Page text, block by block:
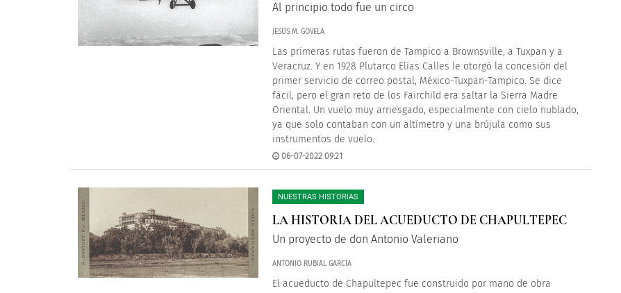
Al principio todo fue un circo
JESÚS M. GOVELA
Las primeras rutas fueron de Tampico a Brownsville, a Tuxpan y a
Veracruz. Y en 1928 Plutarco Elías Calles le otorgó la concesión del
primer servicio de correo postal, México-Tuxpan-Tampico. Se dice
fácil, pero el gran reto de los Fairchild era saltar la Sierra Madre
Oriental. Un vuelo muy arriesgado, especialmente con cielo nublado,
ya que solo contaban con un altímetro y una brújula como sus
instrumentos de vuelo.
06-07-2022 09:21
NUESTRAS HISTORIAS
LA HISTORIA DEL ACUEDUCTO DE CHAPULTEPEC
Un proyecto de don Antonio Valeriano
ANTONIO RUBIAL GARCÍA
El acueducto de Chapultepec fue construido por mano de obra